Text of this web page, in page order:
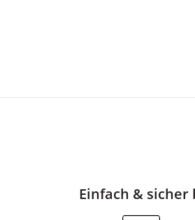
Einfach & sicher